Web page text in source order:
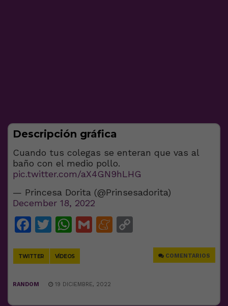
Descripción gráfica
Cuando tus colegas se enteran que vas al
baño con el medio pollo.
pic.twitter.com/aX4GN9hLHG
— Princesa Dorita (@Prinsesadorita)
December 18, 2022
Facebook
Twitter
WhatsApp
GmailMeneame
TWITTER VÍDEOS COMENTARIOS
RANDOM 19 DICIEMBRE, 2022